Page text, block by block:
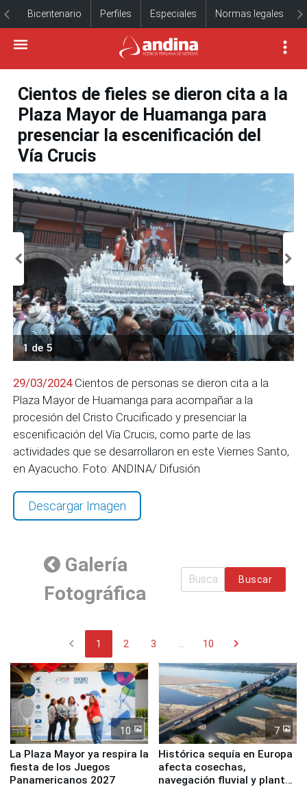
Bicentenario Perfiles Especiales Normas legales
Cientos de fieles se dieron cita a la
Plaza Mayor de Huamanga para
presenciar la escenificación del
Vía Crucis
1 de 5
29/03/2024Cientos de personas se dieron cita a la
Plaza Mayor de Huamanga para acompañar a la
procesión del Cristo Crucificado y presenciar la
escenificación del Vía Crucis, como parte de las
actividades que se desarrollaron en este Viernes Santo,
en Ayacucho. Foto: ANDINA/ Difusión
Descargar Imagen
Galería
Fotográfica
Buscar
chevron_left 1 2 3 10 chevron_right
10
La Plaza Mayor ya respira la
fiesta de los Juegos
Panamericanos 2027
7
Histórica sequía en Europa
afecta cosechas,
navegación fluvial y plantas